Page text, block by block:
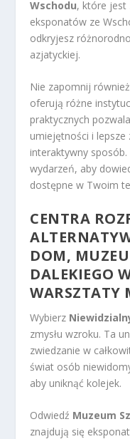
Wschodu, które jest
eksponatów ze
odkryjesz
azjatyckiej.
Nie zapomnij
oferują różne
praktycznych
umiejętności i
interaktywny
wydarzeń, aby
dostępne w Twoim
CENTRA
DOM,
DALEKIEGO
WARSZTATY
Wybierz
zmysłu wzroku. Ta
zwiedzanie w
świat osób
aby uniknąć kolejek.
Odwiedź Muzeum
znajdują się